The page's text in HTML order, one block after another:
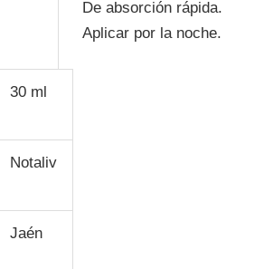
De absorción rápida.
Aplicar por la noche.
30 ml
Notaliv
Jaén